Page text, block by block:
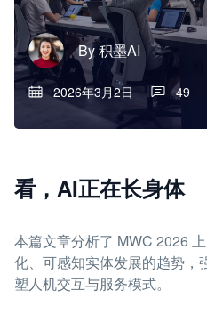
By积墨AI
2026年3月2日 49
看，AI正在长身体
本篇文章分析了 MWC 2026
化、可感知实体发展的趋势，
塑人机交互与服务模式。